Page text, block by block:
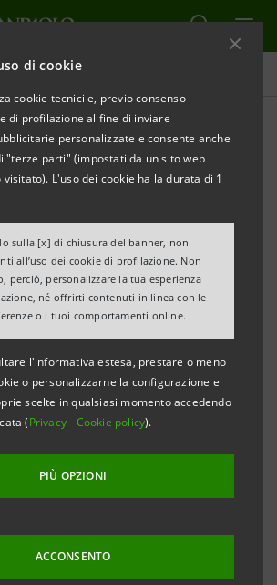
di cookie
cookie tecnici e, previo consenso
di profilazione al fine di inviare
personalizzate e consente anche
"terze parti" (impostati da un sito web
L'uso dei cookie ha la durata di 1
sulla [x] di chiusura del banner, non
all’uso dei cookie di profilazione. Non
perciò, personalizzare la tua esperienza
né offrirti contenuti in linea con le
o i tuoi comportamenti online.
l'informativa estesa, prestare o meno
o personalizzarne la configurazione e
scelte in qualsiasi momento accedendo
(Privacy- Cookie policy).
PIÙ OPZIONI
ACCONSENTO
APRE AL PUBBLICO
PALAZZO DEGLI ALBERTI DI PRATO
ammirare un importante nucleo
opere tra cui capolavori
Bronzino, Filippo Lippi
–Intesa Sanpaoloannuncia
dal 25 marzo della Galleria di
a Prato , fortemente voluta dal
la fruizione pubblica di un
di 90 opere della collezione
di Risparmio di Prato, oggi
Popolare di Vicenza S.p.A. in L.C.A.
nelle attività ESG del Gruppo volte